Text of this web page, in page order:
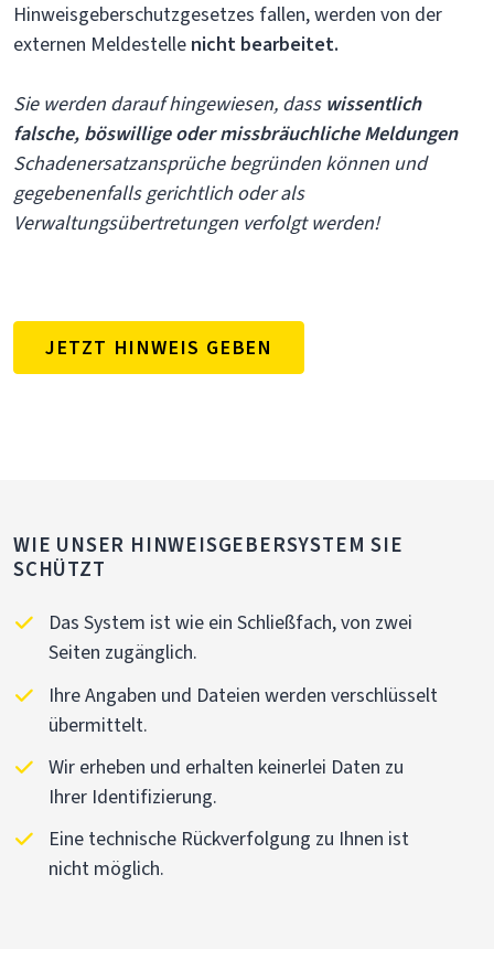
Hinweisgeberschutzgesetzes fallen, werden von der
externen Meldestelle nicht bearbeitet.
Sie werden darauf hingewiesen, dass wissentlich
falsche, böswillige oder missbräuchliche Meldungen
Schadenersatzansprüche begründen können und
gegebenenfalls gerichtlich oder als
Verwaltungsübertretungen verfolgt werden!
JETZT HINWEIS GEBEN
WIE UNSER HINWEISGEBERSYSTEM SIE
SCHÜTZT
Das System ist wie ein Schließfach, von zwei
Seiten zugänglich.
Ihre Angaben und Dateien werden verschlüsselt
übermittelt.
Wir erheben und erhalten keinerlei Daten zu
Ihrer Identifizierung.
Eine technische Rückverfolgung zu Ihnen ist
nicht möglich.